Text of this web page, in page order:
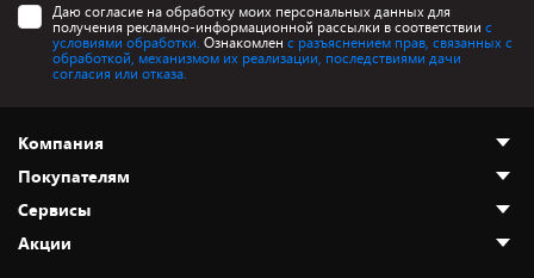
Даю согласие на обработку моих персональных данных для
получения рекламно-информационной рассылки в соответствии с
условиями обработки. Ознакомлен с разъяснением прав, связанных с
обработкой, механизмом их реализации, последствиями дачи
согласия или отказа.
Компания
О нас
Адреса магазинов
Новости
Покупателям
Как сделать заказ
Оплата и доставка
Сервисы
Акции